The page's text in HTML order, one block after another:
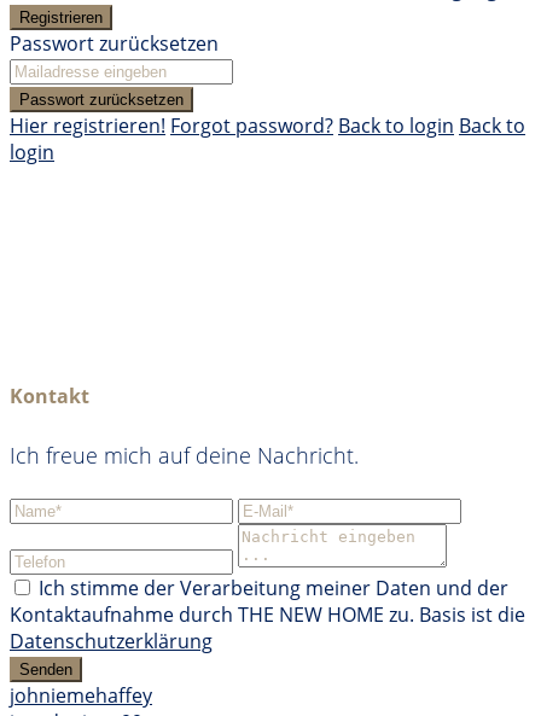
Registrieren
Passwort zurücksetzen
Passwort zurücksetzen
Hier registrieren! Forgot password? Back to login Back to
login
Kontakt
Ich freue mich auf deine Nachricht.
Ich stimme der Verarbeitung meiner Daten und der
Kontaktaufnahme durch THE NEW HOME zu. Basis ist die
Datenschutzerklärung
Senden
johniemehaffey